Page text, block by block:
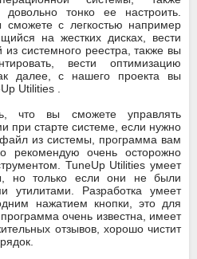
тонко ее настроить.
сможете с легкостью например
на жестких дисках, вести
системного реестра, также вы
вести оптимизацию
далее, с нашего проекта вы
Utilities .
что вы сможете управлять
при старте системе, если нужно
файл из системы, программа вам
рекомендую очень осторожно
TuneUp Utilities умеет
но только если они не были
утилитами. Разработка умеет
нажатием кнопки, это для
очень известна, имеет
отзывов, хорошо чистит